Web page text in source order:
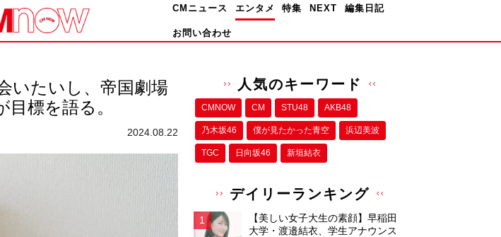
CMニュース エンタメ 特集 NEXT 編集日記
お問い合わせ
いたいし、帝国劇場
標を語る。
2024.08.22
人気のキーワード
CMNOW CM STU48 AKB48
乃木坂46 僕が⾒たかった⻘空 浜辺美波
TGC 日向坂46 新垣結衣
デイリーランキング
【美しい女子大生の素顔】早稲田
大学・渡邉結衣、学生アナウンス